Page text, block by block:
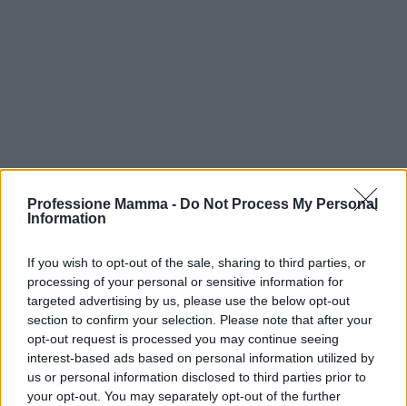
Professione Mamma - Do Not Process My Personal
Information
If you wish to opt-out of the sale, sharing to third parties, or
processing of your personal or sensitive information for
targeted advertising by us, please use the below opt-out
section to confirm your selection. Please note that after your
opt-out request is processed you may continue seeing
interest-based ads based on personal information utilized by
us or personal information disclosed to third parties prior to
your opt-out. You may separately opt-out of the further
AUTORE